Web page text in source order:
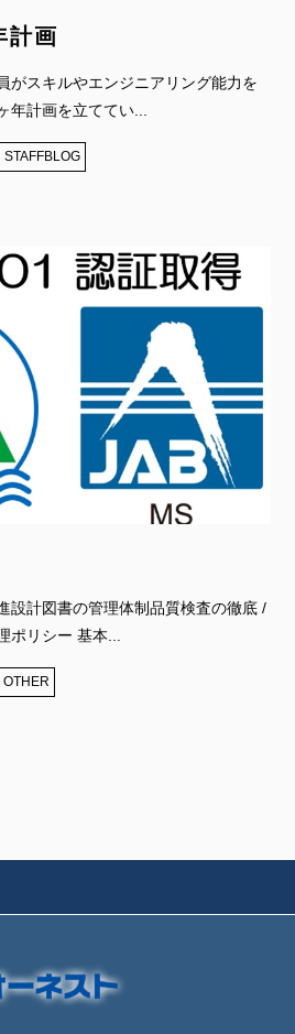
計画
がスキルやエンジニアリング能力を
年計画を立ててい...
STAFFBLOG
設計図書の管理体制品質検査の徹底 /
ポリシー 基本...
OTHER